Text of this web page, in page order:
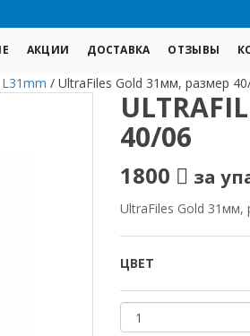
АКЦИИ ДОСТАВКА ОТЗЫВЫ
L31mm / UltraFiles Gold 31мм, размер
40/06
1800 за
UltraFiles Gold
ЦВЕТ